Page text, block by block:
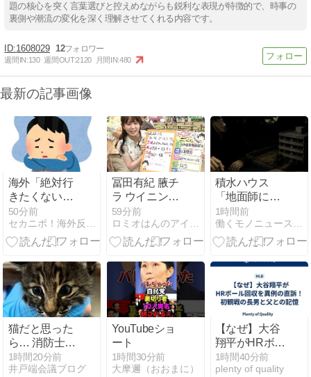
題の核心を突く言葉選びと控えめながらも鋭利な表現が特徴的で、時事の
裏側や潮流の変化を深く理解させてくれる内容です。
1608029 12
週間IN:130 週間OUT:2120 月間IN:480
最新の記事画像
海外「絶対行
きたくない国
は？」かなり
の割合であの
国を挙げられ
外の反応】
50分前
冨田有紀 腋チ
ラ ウイニング
競馬 ２６０８
０７
59分前
積水ハウス
「地面師に55
億円騙し取ら
れた…」 ワイ
「はえーかわ
滅茶苦茶やろ
なぁ」
1時間前
猫だと思った
ら… 消防士が
山火事から救
ったのはボブ
1時間20分前
井戸端会議ブログ
YouTubeショ
ート
1時間30分前
大摩邇（おおまに）
​【なぜ】大谷
翔平がHRボー
ル回収を異例
の直訴！初観
1時間40分前
plenty of quality